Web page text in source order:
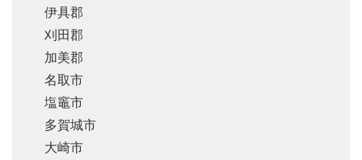
伊具郡
刈田郡
加美郡
名取市
塩竈市
多賀城市
大崎市